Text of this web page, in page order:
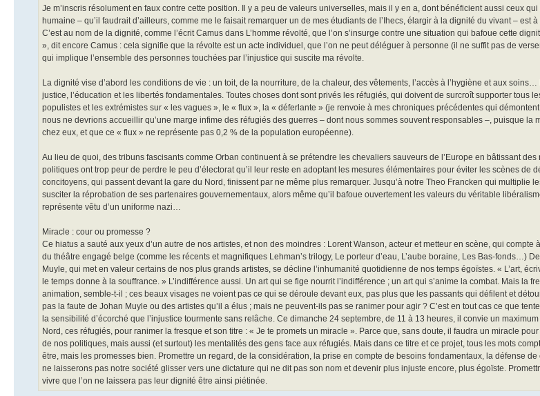
Je m’inscris résolument en faux contre cette position. Il y a peu de valeurs universelles, mais il y en a, dont bénéficient aussi ceux
humaine – qu’il faudrait d’ailleurs, comme me le faisait remarquer un de mes étudiants de l’Ihecs, élargir à la dignité du vivant – est
C’est au nom de la dignité, comme l’écrit Camus dans L’homme révolté, que l’on s’insurge contre une situation qui bafoue cette
», dit encore Camus : cela signifie que la révolte est un acte individuel, que l’on ne peut déléguer à personne (il ne suffit pas de
qui implique l’ensemble des personnes touchées par l’injustice qui suscite ma révolte.
La dignité vise d’abord les conditions de vie : un toit, de la nourriture, de la chaleur, des vêtements, l’accès à l’hygiène et aux
justice, l’éducation et les libertés fondamentales. Toutes choses dont sont privés les réfugiés, qui doivent de surcroît supporter tous
populistes et les extrémistes sur « les vagues », le « flux », la « déferlante » (je renvoie à mes chroniques précédentes qui
nous ne devrions accueillir qu’une marge infime des réfugiés des guerres – dont nous sommes souvent responsables –, puisque la
chez eux, et que ce « flux » ne représente pas 0,2 % de la population européenne).
Au lieu de quoi, des tribuns fascisants comme Orban continuent à se prétendre les chevaliers sauveurs de l’Europe en bâtissant
politiques ont trop peur de perdre le peu d’électorat qu’il leur reste en adoptant les mesures élémentaires pour éviter les scènes de
concitoyens, qui passent devant la gare du Nord, finissent par ne même plus remarquer. Jusqu’à notre Theo Francken qui multiplie
susciter la réprobation de ses partenaires gouvernementaux, alors même qu’il bafoue ouvertement les valeurs du véritable
représente vêtu d’un uniforme nazi…
Miracle : cour ou promesse ?
Ce hiatus a sauté aux yeux d’un autre de nos artistes, et non des moindres : Lorent Wanson, acteur et metteur en scène, qui compte
du théâtre engagé belge (comme les récents et magnifiques Lehman’s trilogy, Le porteur d’eau, L’aube boraine, Les Bas-fonds…)
Muyle, qui met en valeur certains de nos plus grands artistes, se décline l’inhumanité quotidienne de nos temps égoïstes. « L’art,
le temps donne à la souffrance. » L’indifférence aussi. Un art qui se fige nourrit l’indifférence ; un art qui s’anime la combat. Mais la
animation, semble-t-il ; ces beaux visages ne voient pas ce qui se déroule devant eux, pas plus que les passants qui défilent et
pas la faute de Johan Muyle ou des artistes qu’il a élus ; mais ne peuvent-ils pas se ranimer pour agir ? C’est en tout cas ce que
la sensibilité d’écorché que l’injustice tourmente sans relâche. Ce dimanche 24 septembre, de 11 à 13 heures, il convie un
Nord, ces réfugiés, pour ranimer la fresque et son titre : « Je te promets un miracle ». Parce que, sans doute, il faudra un miracle
de nos politiques, mais aussi (et surtout) les mentalités des gens face aux réfugiés. Mais dans ce titre et ce projet, tous les mots
être, mais les promesses bien. Promettre un regard, de la considération, la prise en compte de besoins fondamentaux, la défense
ne laisserons pas notre société glisser vers une dictature qui ne dit pas son nom et devenir plus injuste encore, plus égoïste.
vivre que l’on ne laissera pas leur dignité être ainsi piétinée.